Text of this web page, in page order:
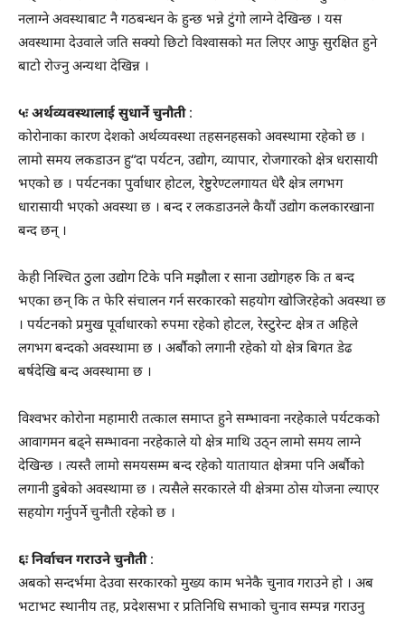
नलाग्ने अवस्थाबाट नै गठबन्धन के हुन्छ भन्ने टुंगो लाग्ने देखिन्छ । यस
अवस्थामा देउवाले जति सक्यो छिटो विश्वासको मत लिएर आफु सुरक्षित हुने
बाटो रोज्नु अन्यथा देखिन्न ।
५ः अर्थव्यवस्थालाई सुधार्ने चुनौती :
कोरोनाका कारण देशको अर्थव्यवस्था तहसनहसको अवस्थामा रहेको छ ।
लामो समय लकडाउन हु“दा पर्यटन, उद्योग, व्यापार, रोजगारको क्षेत्र धरासायी
भएको छ । पर्यटनका पुर्वाधार होटल, रेष्टुरेण्टलगायत धेरै क्षेत्र लगभग
धारासायी भएको अवस्था छ । बन्द र लकडाउनले कैयौं उद्योग कलकारखाना
बन्द छन् ।
केही निश्चित ठुला उद्योग टिके पनि मझौला र साना उद्योगहरु कि त बन्द
भएका छन् कि त फेरि संचालन गर्न सरकारको सहयोग खोजिरहेको अवस्था छ
। पर्यटनको प्रमुख पूर्वाधारको रुपमा रहेको होटल, रेस्टुरेन्ट क्षेत्र त अहिले
लगभग बन्दको अवस्थामा छ । अर्बौको लगानी रहेको यो क्षेत्र बिगत डेढ
बर्षदेखि बन्द अवस्थामा छ ।
विश्वभर कोरोना महामारी तत्काल समाप्त हुने सम्भावना नरहेकाले पर्यटकको
आवागमन बढ्ने सम्भावना नरहेकाले यो क्षेत्र माथि उठ्न लामो समय लाग्ने
देखिन्छ । त्यस्तै लामो समयसम्म बन्द रहेको यातायात क्षेत्रमा पनि अर्बौको
लगानी डुबेको अवस्थामा छ । त्यसैले सरकारले यी क्षेत्रमा ठोस योजना ल्याएर
सहयोग गर्नुपर्ने चुनौती रहेको छ ।
६ः निर्वाचन गराउने चुनौती:
अबको सन्दर्भमा देउवा सरकारको मुख्य काम भनेकै चुनाव गराउने हो । अब
भटाभट स्थानीय तह, प्रदेशसभा र प्रतिनिधि सभाको चुनाव सम्पन्न गराउनु